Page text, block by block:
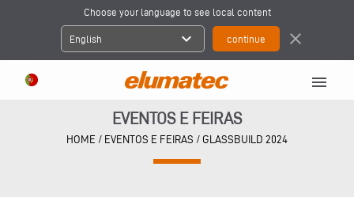
Choose your language to see local content
English expand_more close
menu
EVENTOS E FEIRAS
HOME / EVENTOS E FEIRAS / GLASSBUILD 2024